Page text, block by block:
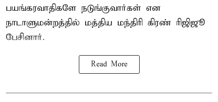
பயங்கரவாதிகளே நடுங்குவார்கள் என
நாடாளுமன்றத்தில் மத்திய மந்திரி கிரண் ரிஜிஜூ
பேசினார்.
Read More